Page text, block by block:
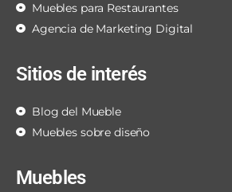
Muebles para Restaurantes
Agencia de Marketing Digital
Sitios de interés
Blog del Mueble
Muebles sobre diseño
Muebles